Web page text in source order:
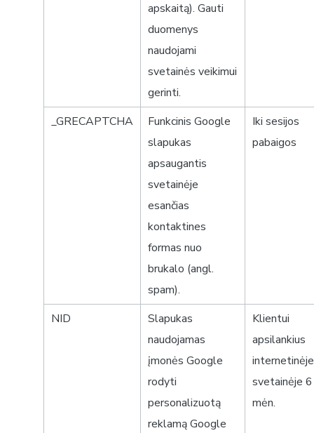
apskaitą). Gauti
duomenys
naudojami
svetainės veikimui
gerinti.
_GRECAPTCHA
Funkcinis Google
slapukas
apsaugantis
svetainėje
esančias
kontaktines
formas nuo
brukalo (angl.
spam).
Iki sesijos
pabaigos
NID
Slapukas
naudojamas
įmonės Google
rodyti
personalizuotą
reklamą Google
Klientui
apsilankius
internetinėje
svetainėje 6
mėn.